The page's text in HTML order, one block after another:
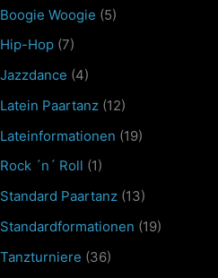
Boogie Woogie (5)
Hip-Hop (7)
Jazzdance (4)
Latein Paartanz (12)
Lateinformationen (19)
Rock ´n´ Roll (1)
Standard Paartanz (13)
Standardformationen (19)
Tanzturniere (36)